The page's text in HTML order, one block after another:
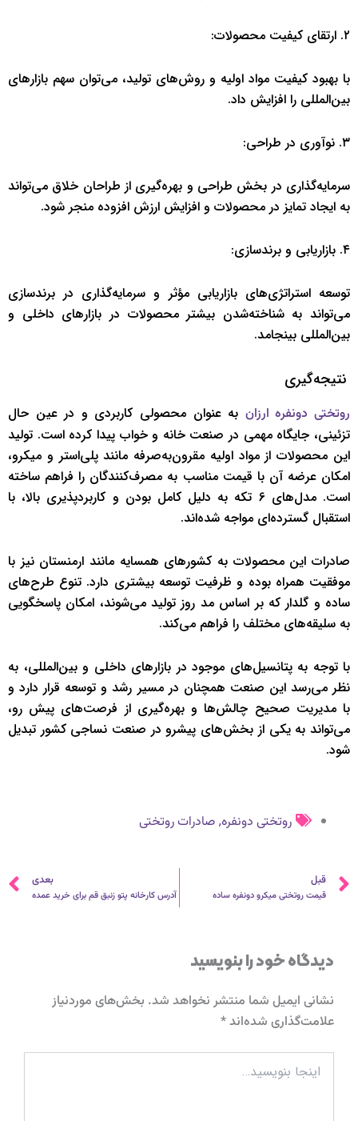
۲. ارتقای کیفیت محصولات:
با بهبود کیفیت مواد اولیه و روش‌های تولید، می‌توان سهم بازارهای
بین‌المللی را افزایش داد.
۳. نوآوری در طراحی:
سرمایه‌گذاری در بخش طراحی و بهره‌گیری از طراحان خلاق می‌تواند
به ایجاد تمایز در محصولات و افزایش ارزش افزوده منجر شود.
۴. بازاریابی و برندسازی:
توسعه استراتژی‌های بازاریابی مؤثر و سرمایه‌گذاری در برندسازی
می‌تواند به شناخته‌شدن بیشتر محصولات در بازارهای داخلی و
بین‌المللی بینجامد.
نتیجه‌گیری
روتختی دونفره ارزان به عنوان محصولی کاربردی و در عین حال
تزئینی، جایگاه مهمی در صنعت خانه و خواب پیدا کرده است. تولید
این محصولات از مواد اولیه مقرون‌به‌صرفه مانند پلی‌استر و میکرو،
امکان عرضه آن با قیمت مناسب به مصرف‌کنندگان را فراهم ساخته
است. مدل‌های 6 تکه به دلیل کامل بودن و کاربردپذیری بالا، با
استقبال گسترده‌ای مواجه شده‌اند.
صادرات این محصولات به کشورهای همسایه مانند ارمنستان نیز با
موفقیت همراه بوده و ظرفیت توسعه بیشتری دارد. تنوع طرح‌های
ساده و گلدار که بر اساس مد روز تولید می‌شوند، امکان پاسخگویی
به سلیقه‌های مختلف را فراهم می‌کند.
با توجه به پتانسیل‌های موجود در بازارهای داخلی و بین‌المللی، به
نظر می‌رسد این صنعت همچنان در مسیر رشد و توسعه قرار دارد و
با مدیریت صحیح چالش‌ها و بهره‌گیری از فرصت‌های پیش رو،
می‌تواند به یکی از بخش‌های پیشرو در صنعت نساجی کشور تبدیل
شود.
روتختی دونفره, صادرات روتختی
قبلی
قبل
قیمت روتختی میکرو دونفره ساده
بعدی
آدرس کارخانه پتو زنبق قم برای خرید عمده
دیدگاه‌ خود را بنویسید
نشانی ایمیل شما منتشر نخواهد شد. بخش‌های موردنیاز
علامت‌گذاری شده‌اند*
بنویسید…